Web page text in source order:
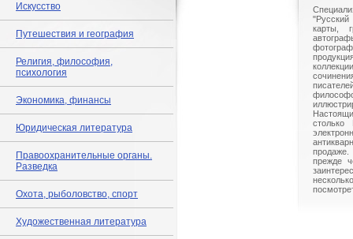
Искусство
Путешествия и география
Религия, философия,
психология
Экономика, финансы
Юридическая литература
Правоохранительные органы.
Разведка
Охота, рыболовство, спорт
Художественная литература
"Русский
карты,
столько
прежде